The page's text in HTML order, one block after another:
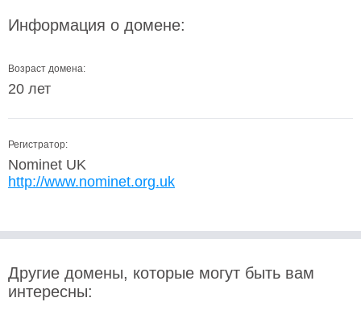
Информация о домене:
Возраст домена:
20 лет
Регистратор:
Nominet UK
http://www.nominet.org.uk
Другие домены, которые могут быть вам
интересны: